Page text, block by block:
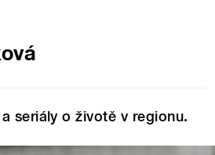
seriály o životě v regionu.